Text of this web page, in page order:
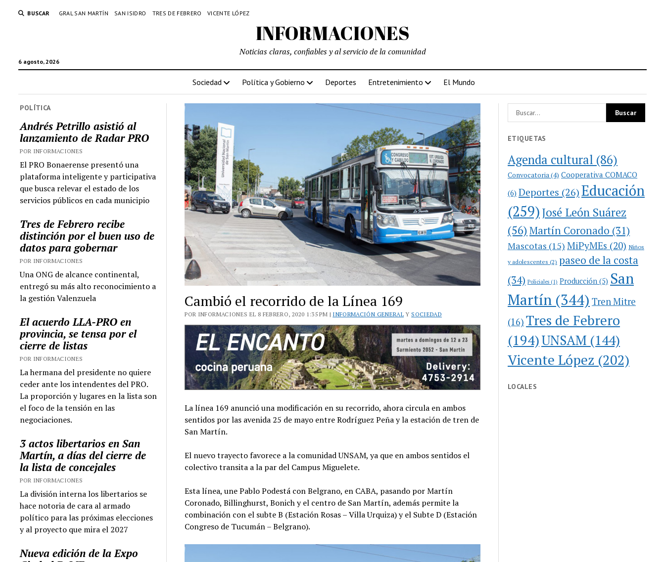
BUSCAR GRAL SAN MARTÍN SAN ISIDRO TRES DE FEBRERO VICENTE LÓPEZ
INFORMACIONES
6 agosto, 2026
Noticias claras, confiables y al servicio de la comunidad
Sociedad Política y Gobierno Deportes Entretenimiento El Mundo
POLÍTICA
Andrés Petrillo asistió al
lanzamiento de Radar PRO
POR INFORMACIONES
El PRO Bonaerense presentó una
plataforma inteligente y participativa
que busca relevar el estado de los
servicios públicos en cada municipio
Tres de Febrero recibe
distinción por el buen uso de
datos para gobernar
POR INFORMACIONES
Una ONG de alcance continental,
entregó su más alto reconocimiento a
la gestión Valenzuela
El acuerdo LLA-PRO en
provincia, se tensa por el
cierre de listas
POR INFORMACIONES
La hermana del presidente no quiere
ceder ante los intendentes del PRO.
La proporción y lugares en la lista son
el foco de la tensión en las
negociaciones.
3 actos libertarios en San
Martín, a días del cierre de
la lista de concejales
POR INFORMACIONES
La división interna los libertarios se
hace notoria de cara al armado
político para las próximas elecciones
y al proyecto que mira el 2027
Nueva edición de la Expo
Cambió el recorrido de la Línea 169
POR INFORMACIONES EL 8 FEBRERO, 2020 1:35 PM | INFORMACIÓN GENERAL Y SOCIEDAD
La línea 169 anunció una modificación en su recorrido, ahora circula en ambos
sentidos por las avenida 25 de mayo entre Rodríguez Peña y la estación de tren de
San Martín.
El nuevo trayecto favorece a la comunidad UNSAM, ya que en ambos sentidos el
colectivo transita a la par del Campus Miguelete.
Esta línea, une Pablo Podestá con Belgrano, en CABA, pasando por Martín
Coronado, Billinghurst, Bonich y el centro de San Martín, además permite la
combinación con el subte B (Estación Rosas – Villa Urquiza) y el Subte D (Estación
Congreso de Tucumán – Belgrano).
ETIQUETAS
Agenda cultural (86)
Convocatoria (4) Cooperativa COMACO
(6) Deportes (26)Educación
(259)José León Suárez
(56)Martín Coronado (31)
Mascotas (15) MiPyMEs (20) Niños
y adolescentes (2) paseo de la costa
(34) Policiales (1) Producción (5) San
Martín (344) Tren Mitre
(16) Tres de Febrero
(194)UNSAM (144)
Vicente López (202)
LOCALES